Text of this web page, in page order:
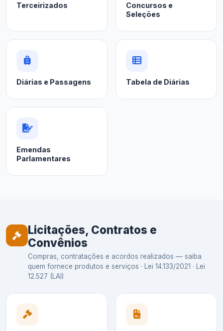
Terceirizados
Concursos e
Seleções
Diárias e Passagens Tabela de Diárias
Emendas
Parlamentares
Licitações, Contratos e
Convênios
Compras, contratações e acordos realizados — saiba
quem fornece produtos e serviços · Lei 14.133/2021 · Lei
12.527 (LAI)